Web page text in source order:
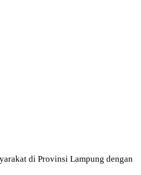
di Provinsi Lampung dengan